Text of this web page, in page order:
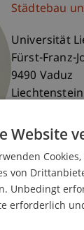
Städtebau
Universität
Fürst-Franz-
9490 Vaduz
Liechtenstein
T.
Website
von
Unbedingt
erforderlich